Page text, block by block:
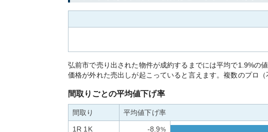
弘前市で売り出された物件が成約するまでには平均で1.9%の
価格が外れた売出しが起こっていると言えます。複数のプロ
間取りごとの平均値下げ率
間取り 平均値下げ率
1R 1K -8.9%